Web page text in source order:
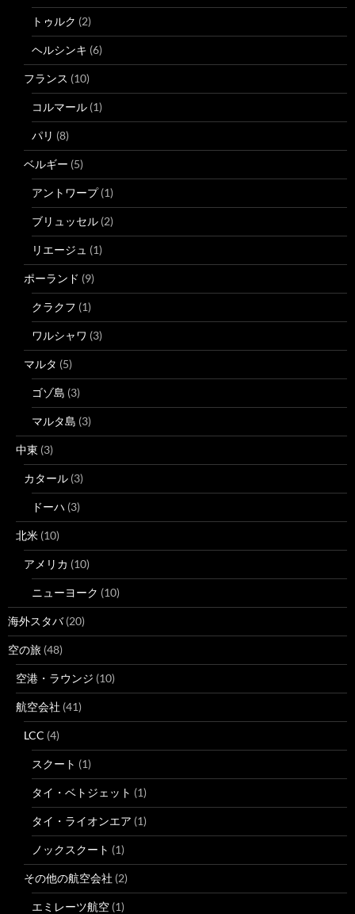
トゥルク (2)
ヘルシンキ (6)
フランス (10)
コルマール (1)
パリ (8)
ベルギー (5)
アントワープ(1)
ブリュッセル (2)
リエージュ (1)
ポーランド (9)
クラクフ (1)
ワルシャワ (3)
マルタ (5)
ゴゾ島 (3)
マルタ島 (3)
中東 (3)
カタール (3)
ドーハ (3)
北米 (10)
アメリカ (10)
ニューヨーク (10)
海外スタバ(20)
空の旅 (48)
空港・ラウンジ (10)
航空会社 (41)
LCC (4)
スクート (1)
タイ・ベトジェット (1)
タイ・ライオンエア (1)
ノックスクート (1)
その他の航空会社 (2)
エミレーツ航空 (1)